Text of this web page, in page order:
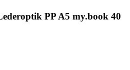
PP A5 my.book 40